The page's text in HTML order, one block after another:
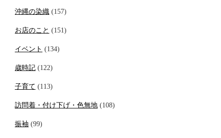
沖縄の染織 (157)
お店のこと (151)
イベント (134)
歳時記 (122)
子育て (113)
訪問着・付け下げ・色無地 (108)
振袖 (99)